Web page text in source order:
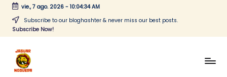
Saltar
vie., 7 ago. 2026- 10:04:34 AM
Subscribe to our bloghashter & never miss our best posts.
Subscribe Now!
J
CONTENIDO